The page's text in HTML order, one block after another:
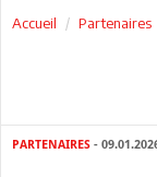
Accueil Partenaires
PARTENAIRES -